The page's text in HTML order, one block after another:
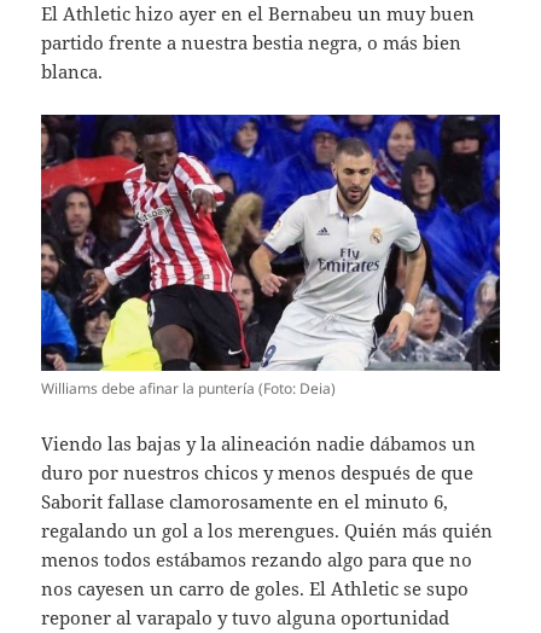
El Athletic hizo ayer en el Bernabeu un muy buen
partido frente a nuestra bestia negra, o más bien
blanca.
Williams debe afinar la puntería (Foto: Deia)
Viendo las bajas y la alineación nadie dábamos un
duro por nuestros chicos y menos después de que
Saborit fallase clamorosamente en el minuto 6,
regalando un gol a los merengues. Quién más quién
menos todos estábamos rezando algo para que no
nos cayesen un carro de goles. El Athletic se supo
reponer al varapalo y tuvo alguna oportunidad